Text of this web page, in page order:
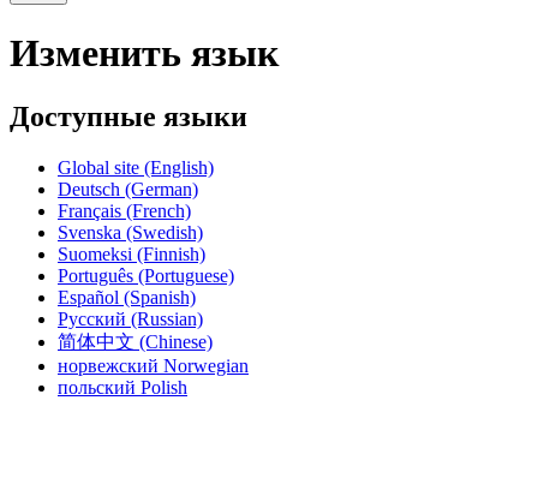
Изменить язык
Доступные языки
Global site (English)
Deutsch (German)
Français (French)
Svenska (Swedish)
Suomeksi (Finnish)
Português (Portuguese)
Español (Spanish)
Русский (Russian)
简体中文 (Chinese)
норвежский Norwegian
польский Polish